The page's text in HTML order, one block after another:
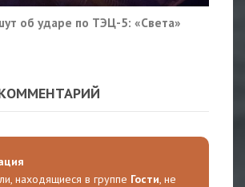
об ударе по ТЭЦ-5: «Света»
находящиеся в группе Гости, не